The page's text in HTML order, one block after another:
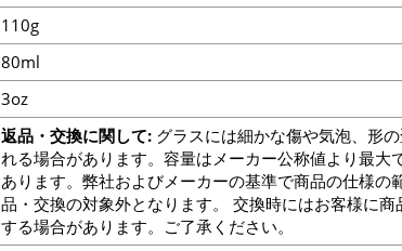
110g
80ml
3oz
返品・交換に関して:グラスには細かな傷や気泡、形
れる場合があります。容量はメーカー公称値より最大
あります。弊社およびメーカーの基準で商品の仕様の
品・交換の対象外となります。 交換時にはお客様に
する場合があります。ご了承ください。